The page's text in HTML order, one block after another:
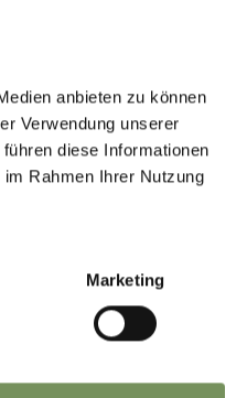
anbieten zu können
Verwendung unserer
diese Informationen
Rahmen Ihrer Nutzung
Marketing